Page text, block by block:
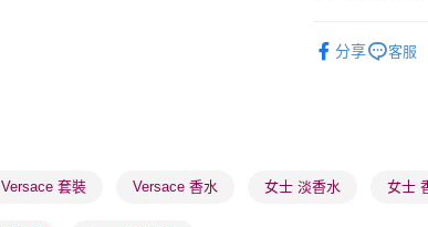
每筆HK$65.00
物流公司進行物
分享 客服
Versace 套裝 Versace 香水 女士 淡香水 女士